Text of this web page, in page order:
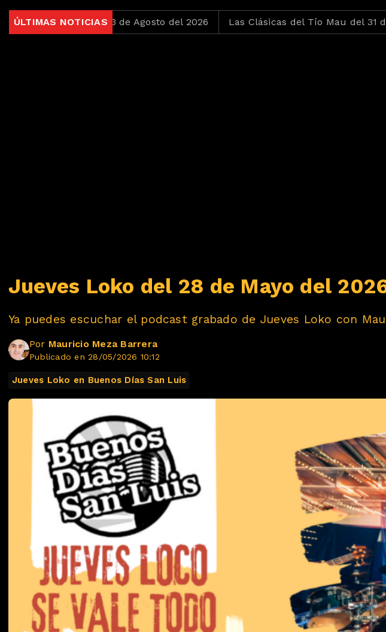
ÚLTIMAS NOTICIAS
Bonitas del 3 de Agosto del 2026 Las Clásicas del Tío Mau del 31 de Julio
Jueves Loko del 28 de Mayo del
Ya puedes escuchar el podcast grabado de Jueves Loko con
Por Mauricio Meza Barrera
Publicado en 28/05/2026 10:12
Jueves Loko en Buenos Días San Luis